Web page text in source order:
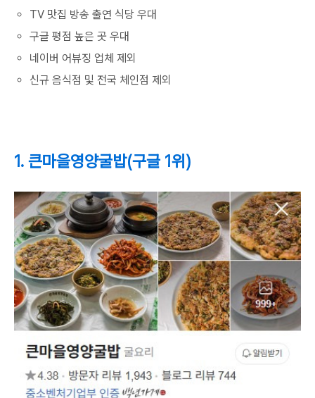
TV 맛집 방송 출연 식당 우대
구글 평점 높은 곳 우대
네이버 어뷰징 업체 제외
신규 음식점 및 전국 체인점 제외
1. 큰마을영양굴밥(구글 1위)